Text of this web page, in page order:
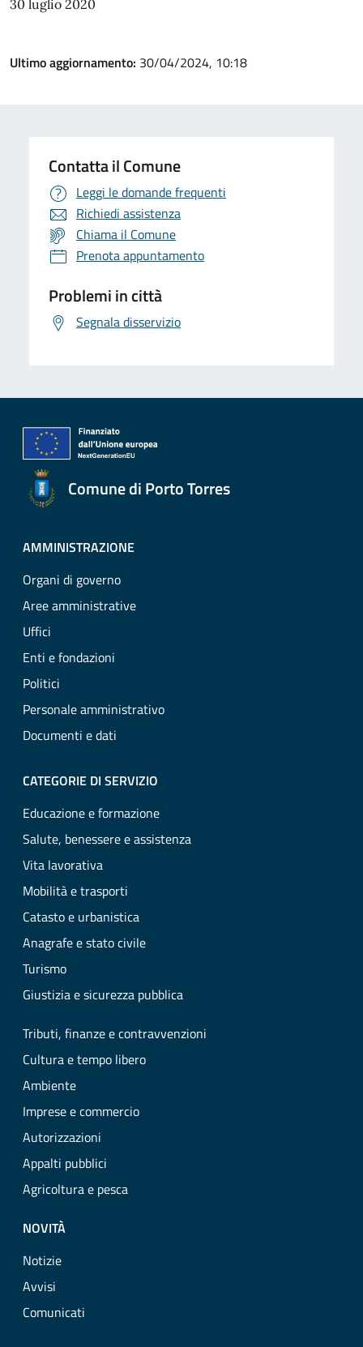
30 luglio 2020
Ultimo aggiornamento: 30/04/2024, 10:18
Contatta il Comune
Leggi le domande frequenti
Richiedi assistenza
Chiama il Comune
Prenota appuntamento
Problemi in città
Segnala disservizio
Comune di Porto Torres
AMMINISTRAZIONE
Organi di governo
Aree amministrative
Uffici
Enti e fondazioni
Politici
Personale amministrativo
Documenti e dati
CATEGORIE DI SERVIZIO
Educazione e formazione
Salute, benessere e assistenza
Vita lavorativa
Mobilità e trasporti
Catasto e urbanistica
Anagrafe e stato civile
Turismo
Giustizia e sicurezza pubblica
Tributi, finanze e contravvenzioni
Cultura e tempo libero
Ambiente
Imprese e commercio
Autorizzazioni
Appalti pubblici
Agricoltura e pesca
NOVITÀ
Notizie
Avvisi
Comunicati